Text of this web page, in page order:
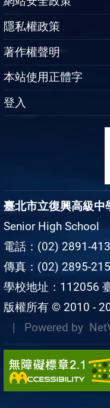
隱私權政策
著作權聲明
本站使用正體字
登入
臺北市立復興高級中
Senior High School
電話：(02) 2891-
傳真：(02) 2895-
學校地址：112056
版權所有 © 2010 -
| Powered by